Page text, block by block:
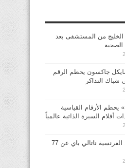
من المستشفى بعد
جاكسون يحطم الرقم
شباك التذاكر
يحطم الأرقام القياسية
أفلام السيرة الذاتية عالمياً
وفاة الممثلة الفرنسية ناتالي باي عن 77